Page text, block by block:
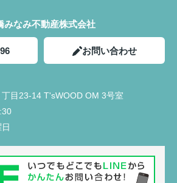
みなみ不動産株式会社
お問い合わせ
目23‐14 T'sWOOD OM 3号室